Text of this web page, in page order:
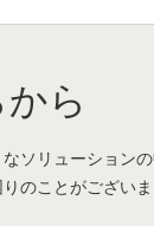
ら
ソリューション
のことがござい